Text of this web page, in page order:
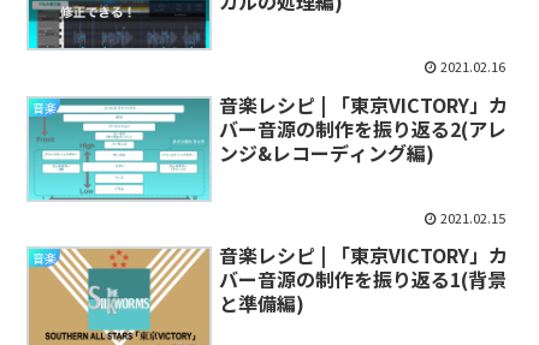
2021.02.16
音楽
音楽レシピ | 「東京VICTORY」カ
バー音源の制作を振り返る2(アレ
ンジ&レコーディング編)
2021.02.15
音楽
音楽レシピ | 「東京VICTORY」カ
バー音源の制作を振り返る1(背景
と準備編)